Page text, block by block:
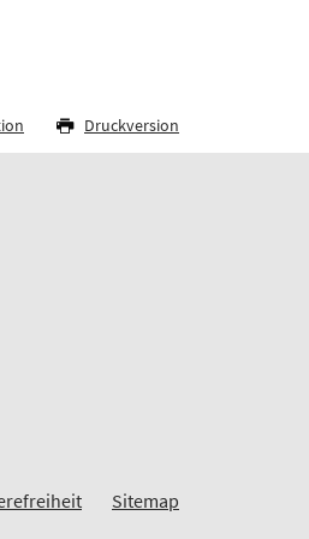
Druckversion
Sitemap